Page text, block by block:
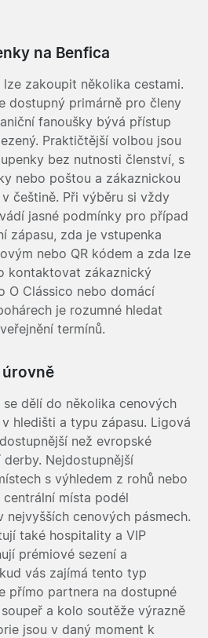
na Benfica
zakoupit několika cestami.
dostupný primárně pro členy
fanoušky bývá přístup
Praktičtější volbou jsou
bez nutnosti členství, s
nebo poštou a zákaznickou
češtině. Při výběru si vždy
jasné podmínky pro případ
zápasu, zda je vstupenka
nebo QR kódem a zda lze
kontaktovat zákaznický
O Clássico nebo domácí
je rozumné hledat
termínů.
dělí do několika cenových
hledišti a typu zápasu. Ligová
než evropské
Nejdostupnější
s výhledem z rohů nebo
místa podél
nejvyšších cenových pásmech.
také hospitality a VIP
prémiové sezení a
vás zajímá tento typ
přímo partnera na dostupné
a kolo soutěže výrazně
jsou v daný moment k